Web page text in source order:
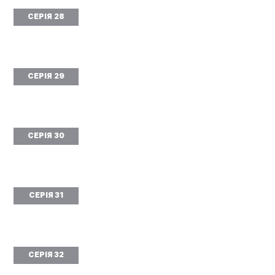
СЕРІЯ 28
СЕРІЯ 29
СЕРІЯ 30
СЕРІЯ 31
СЕРІЯ 32